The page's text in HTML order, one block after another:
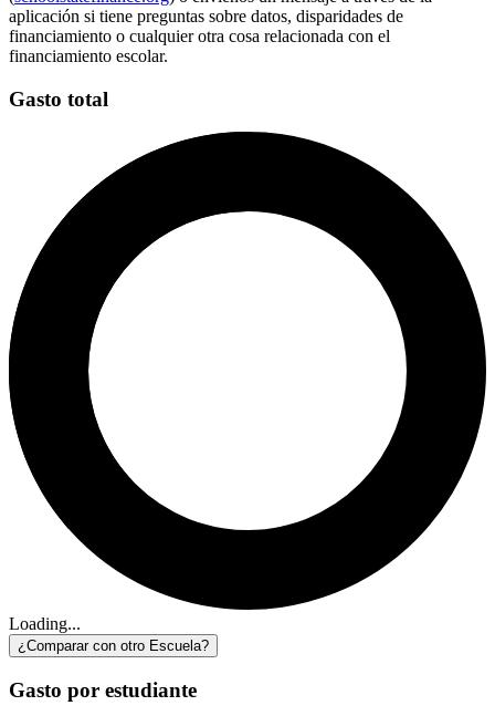
aplicación si tiene preguntas sobre datos, disparidades de
financiamiento o cualquier otra cosa relacionada con el
financiamiento escolar.
Gasto total
Loading...
¿Comparar con otro Escuela?
Gasto por estudiante